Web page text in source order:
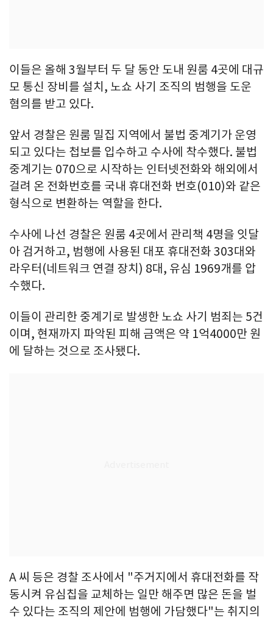
이들은 올해 3월부터 두 달 동안 도내 원룸 4곳에 대규
모 통신 장비를 설치, 노쇼 사기 조직의 범행을 도운
혐의를 받고 있다.
앞서 경찰은 원룸 밀집 지역에서 불법 중계기가 운영
되고 있다는 첩보를 입수하고 수사에 착수했다. 불법
중계기는 070으로 시작하는 인터넷전화와 해외에서
걸려 온 전화번호를 국내 휴대전화 번호(010)와 같은
형식으로 변환하는 역할을 한다.
수사에 나선 경찰은 원룸 4곳에서 관리책 4명을 잇달
아 검거하고, 범행에 사용된 대포 휴대전화 303대와
라우터(네트워크 연결 장치) 8대, 유심 1969개를 압
수했다.
이들이 관리한 중계기로 발생한 노쇼 사기 범죄는 5건
이며, 현재까지 파악된 피해 금액은 약 1억4000만 원
에 달하는 것으로 조사됐다.
A 씨 등은 경찰 조사에서 "주거지에서 휴대전화를 작
동시켜 유심칩을 교체하는 일만 해주면 많은 돈을 벌
수 있다는 조직의 제안에 범행에 가담했다"는 취지의